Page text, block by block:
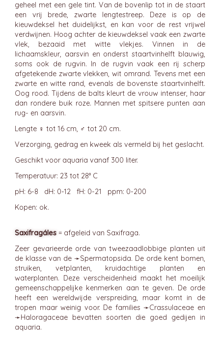
geheel met een gele tint. Van de bovenlip tot in de staart
een vrij brede, zwarte lengtestreep. Deze is op de
kieuwdeksel het duidelijkst, en kan voor de rest vrijwel
verdwijnen. Hoog achter de kieuwdeksel vaak een zwarte
vlek, bezaaid met witte vlekjes. Vinnen in de
lichaamskleur, aarsvin en onderst staartvinhelft blauwig,
soms ook de rugvin. In de rugvin vaak een rij scherp
afgetekende zwarte vlekken, wit omrand. Tevens met een
zwarte en witte rand, evenals de bovenste staartvinhelft.
Oog rood. Tijdens de balts kleurt de vrouw intenser, haar
dan rondere buik roze. Mannen met spitsere punten aan
rug- en aarsvin.
Lengte ♀ tot 16 cm, ♂ tot 20 cm.
Verzorging, gedrag en kweek als vermeld bij het geslacht.
Geschikt voor aquaria vanaf 300 liter.
Temperatuur: 23 tot 28° C
pH: 6-8 dH: 0-12 fH: 0-21 ppm: 0-200
Kopen: ok.
Saxifragáles = afgeleid van Saxifraga.
Zeer gevarieerde orde van tweezaadlobbige planten uit
de klasse van de ➛Spermatopsida. De orde kent bomen,
struiken, vetplanten, kruidachtige planten en
waterplanten. Deze verscheidenheid maakt het moeilijk
gemeenschappelijke kenmerken aan te geven. De orde
heeft een wereldwijde verspreiding, maar komt in de
tropen maar weinig voor. De families ➛Crassulaceae en
➛Haloragaceae bevatten soorten die goed gedijen in
aquaria.